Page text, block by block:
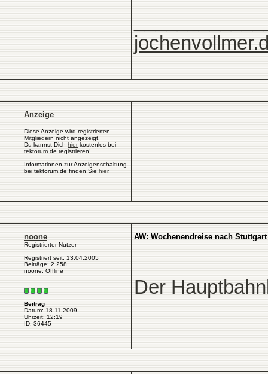
Anzeige
Diese Anzeige wird registrierten
Mitgliedern nicht angezeigt.
Du kannst Dich hierkostenlos bei
tektorum.de registrieren!
Informationen zur Anzeigenschaltung
bei tektorum.de finden Sie hier.
noone
Registrierter Nutzer
Registriert seit: 13.04.2005
Beiträge: 2.258
noone: Offline
Beitrag
Datum: 18.11.2009
Uhrzeit: 12:19
ID: 36445
AW: Wochenendreise nach Stuttgart
Der